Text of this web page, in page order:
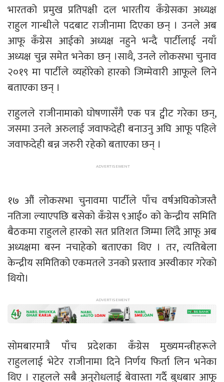
भारतको प्रमुख प्रतिपक्षी दल भारतीय कँग्रेसका अध्यक्ष
राहुल गान्धीले पदबाट राजीनामा दिएका छन् । उनले अब
आफू कँग्रेस आईको अध्यक्ष नहुने भन्दै पार्टीलाई नयाँ
अध्यक्ष चुन्न समेत भनेका छन् ।साथै, उनले लोकसभा चुनाव
२०१९ मा पार्टीले व्यहोरेको हारको जिम्मेवारी आफूले लिने
बताएका छन् ।
राहुलले राजीनामाको घोषणासँगै एक पत्र ट्वीट गरेका छन्,
जसमा उनले अरुलाई जवाफदेही बनाउनु अघि आफू पहिले
जवाफदेही बन्न जरुरी रहेको बताएका छन् ।
१७ औं लोकसभा चुनावमा पार्टीले पाँच वर्षअघिकोजस्तै
नतिजा ल्याएपछि बसेको कँग्रेस ९आई० को केन्द्रीय समिति
बैठकमा राहुलले हारको सत प्रतिशत जिम्मा लिँदै आफू अब
अध्यक्षमा बस्न नचाहेको बताएका थिए । तर, त्यतिबेला
केन्द्रीय समितिको एकमतले उनको प्रस्ताव अस्वीकार गरेको
थियो।
सोमबारमात्रै पाँच प्रदेशका कँग्रेस मुख्यमन्त्रीहरूले
राहुललाई भेटेर राजीनामा दिने निर्णय फिर्ता लिन भनेका
थिए । राहुलले सबै अनुरोधलाई बेवास्ता गर्दै बुधबार आफू